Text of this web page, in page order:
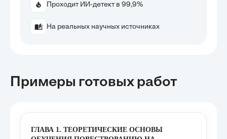
Проходит ИИ-детект в 99,9%
На реальных научных источниках
Примеры готовых работ
ГЛАВА 1. ТЕОРЕТИЧЕСКИЕ ОСНОВЫ